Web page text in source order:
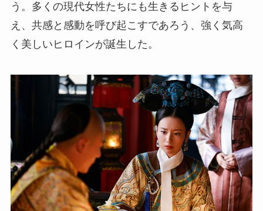
う。多くの現代女性たちにも生きるヒントを与
え、共感と感動を呼び起こすであろう、強く気高
く美しいヒロインが誕生した。